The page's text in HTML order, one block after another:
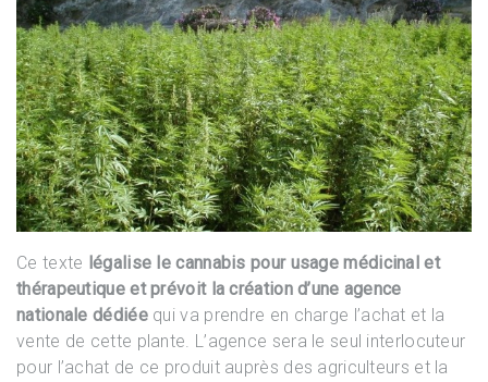
Ce texte légalise le cannabis pour usage médicinal et
thérapeutique et prévoit la création d’une agence
nationale dédiéequi va prendre en charge l’achat et la
vente de cette plante. L’agence sera le seul interlocuteur
pour l’achat de ce produit auprès des agriculteurs et la